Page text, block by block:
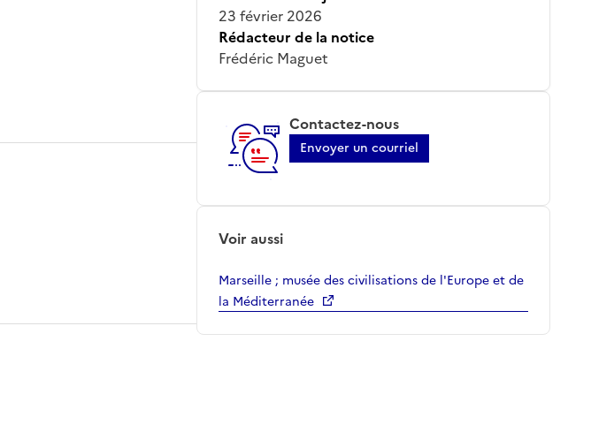
23 février 2026
Rédacteur de la notice
Frédéric Maguet
Contactez-nous
Envoyer un courriel
Voir aussi
Marseille ; musée des civilisations de l'Europe et de
la Méditerranée